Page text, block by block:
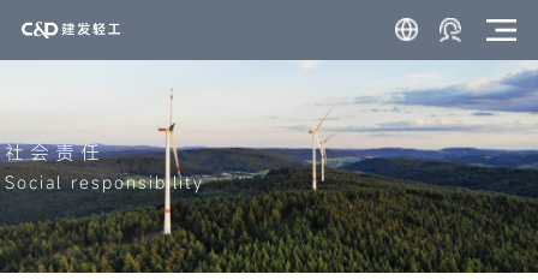
社会责任
Social responsibility